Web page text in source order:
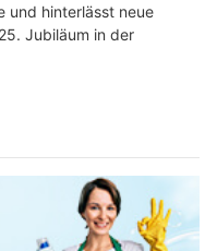
und hinterlässt neue
Jubiläum in der